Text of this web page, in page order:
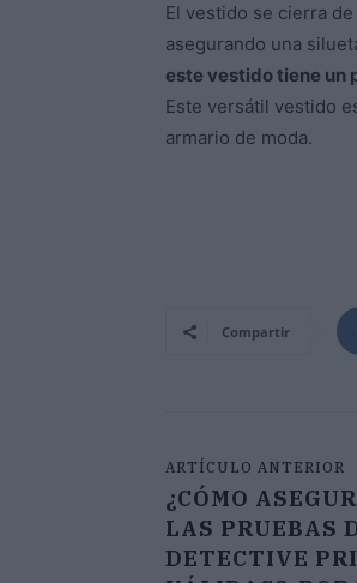
El vestido se cierra
asegurando una
este vestido tiene un
Este versátil vestido
armario de moda.
Compartir
ARTÍCULO ANTERIOR
¿CÓMO
LAS PRUEBAS
DETECTIVE